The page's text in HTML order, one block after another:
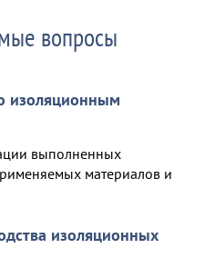
вопросы
изоляционным
выполненных
материалов и
изоляционных